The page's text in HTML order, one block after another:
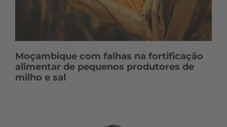
Moçambique com falhas na fortificação
alimentar de pequenos produtores de
milho e sal